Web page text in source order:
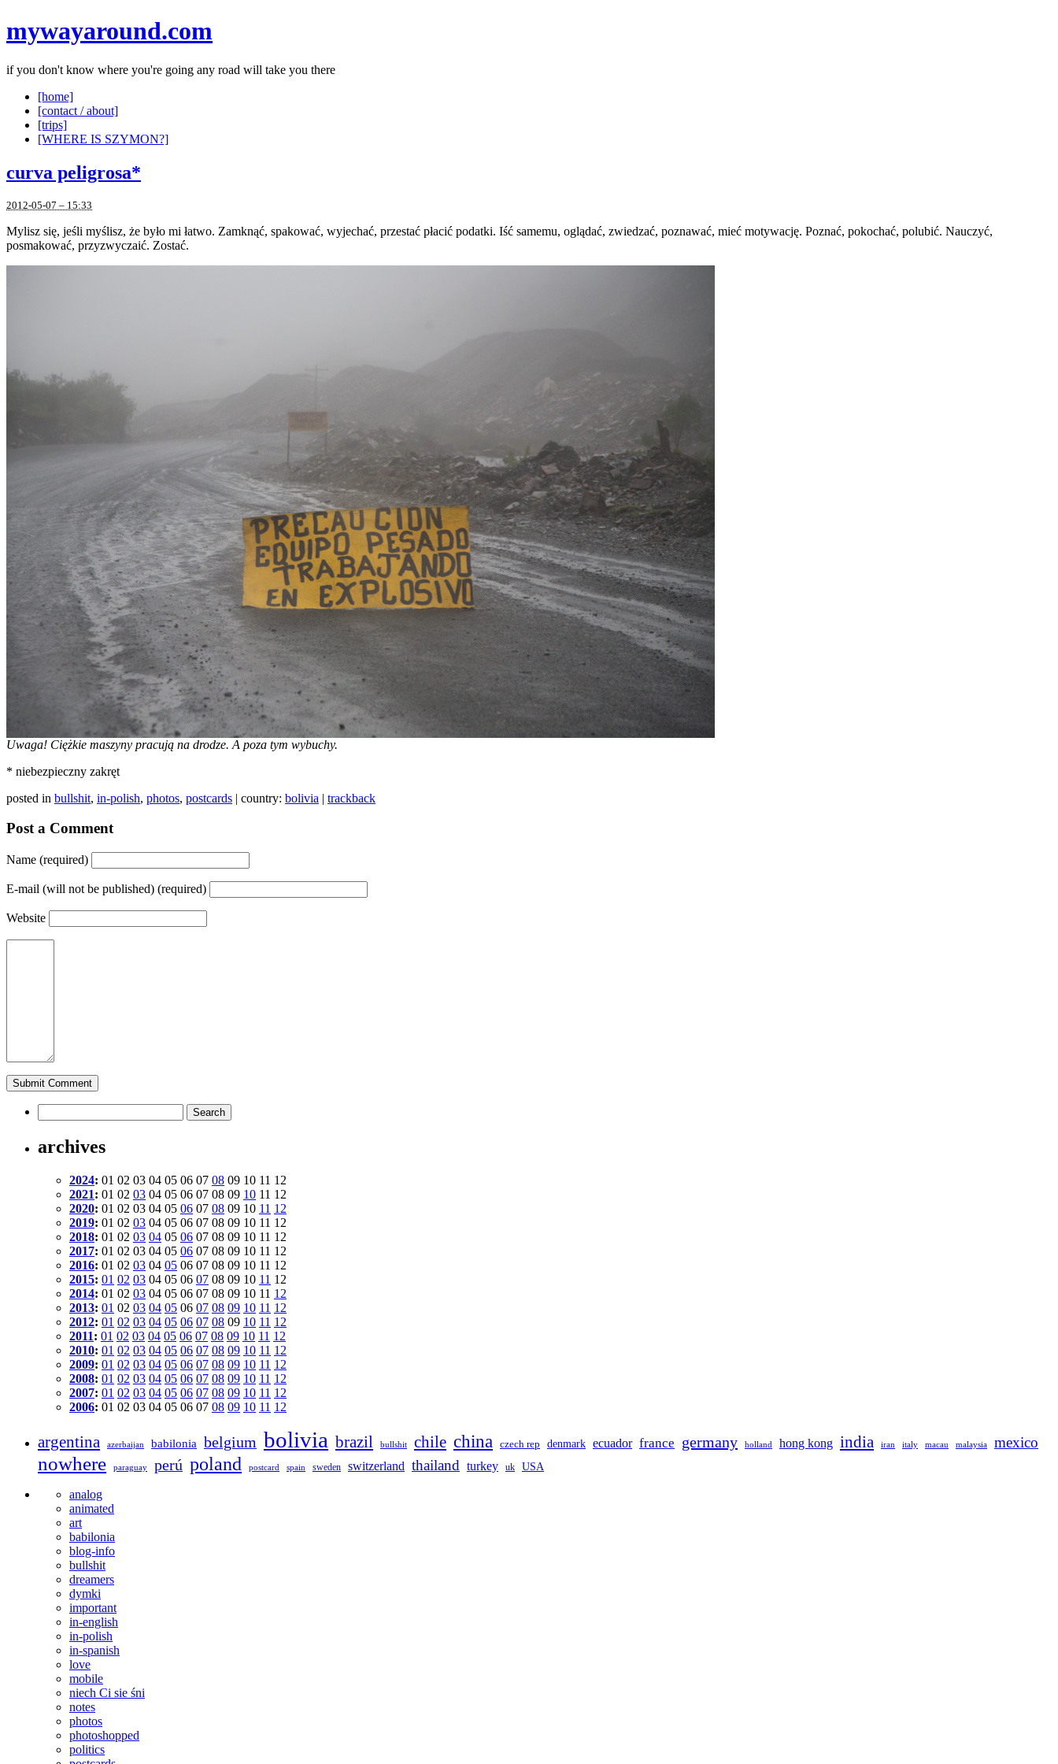
mywayaround.com
if you don't know where you're going any road will take you there
[home]
[contact / about]
[trips]
[WHERE IS SZYMON?]
curva peligrosa*
2012-05-07 – 15:33
Mylisz się, jeśli myślisz, że było mi łatwo. Zamknąć, spakować, wyjechać, przestać płacić podatki. Iść samemu, oglądać, zwiedzać, poznawać, mieć motywację. Poznać, pokochać, polubić. Nauczyć,
posmakować, przyzwyczaić. Zostać.
Uwaga! Ciężkie maszyny pracują na drodze. A poza tym wybuchy.
* niebezpieczny zakręt
posted in bullshit, in-polish, photos, postcards | country: bolivia | trackback
Post a Comment
Name (required)
E-mail (will not be published) (required)
Website
archives
2024: 01 02 03 04 05 06 07 08 09 10 11 12
2021: 01 02 03 04 05 06 07 08 09 10 11 12
2020: 01 02 03 04 05 06 07 08 09 10 11 12
2019: 01 02 03 04 05 06 07 08 09 10 11 12
2018: 01 02 03 04 05 06 07 08 09 10 11 12
2017: 01 02 03 04 05 06 07 08 09 10 11 12
2016: 01 02 03 04 05 06 07 08 09 10 11 12
2015: 01 02 03 04 05 06 07 08 09 10 11 12
2014: 01 02 03 04 05 06 07 08 09 10 11 12
2013: 01 02 03 04 05 06 07 08 09 10 11 12
2012: 01 02 03 04 05 06 07 08 09 10 11 12
2011: 01 02 03 04 05 06 07 08 09 10 11 12
2010: 01 02 03 04 05 06 07 08 09 10 11 12
2009: 01 02 03 04 05 06 07 08 09 10 11 12
2008: 01 02 03 04 05 06 07 08 09 10 11 12
2007: 01 02 03 04 05 06 07 08 09 10 11 12
2006: 01 02 03 04 05 06 07 08 09 10 11 12
argentina azerbaijan babilonia belgium bolivia brazil bullshit chile china czech rep denmark ecuador france germany holland hong kong india iran italy macau malaysia mexico
nowhere paraguay perú poland postcard spain sweden switzerland thailand turkey uk USA
analog
animated
art
babilonia
blog-info
bullshit
dreamers
dymki
important
in-english
in-polish
in-spanish
love
mobile
niech Ci sie śni
notes
photos
photoshopped
politics